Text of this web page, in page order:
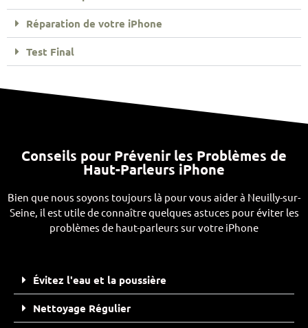
Réparation de votre iPhone
Test Final
Conseils pour Prévenir les Problèmes de
Haut-Parleurs iPhone
Bien que nous soyons toujours là pour vous aider à Neuilly-sur-
Seine, il est utile de connaître quelques astuces pour éviter les
problèmes de haut-parleurs sur votre iPhone
Évitez l'eau et la poussière
Nettoyage Régulier